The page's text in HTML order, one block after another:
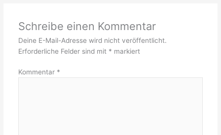
Schreibe einen Kommentar
Deine E-Mail-Adresse wird nicht veröffentlicht.
Erforderliche Felder sind mit * markiert
Kommentar *